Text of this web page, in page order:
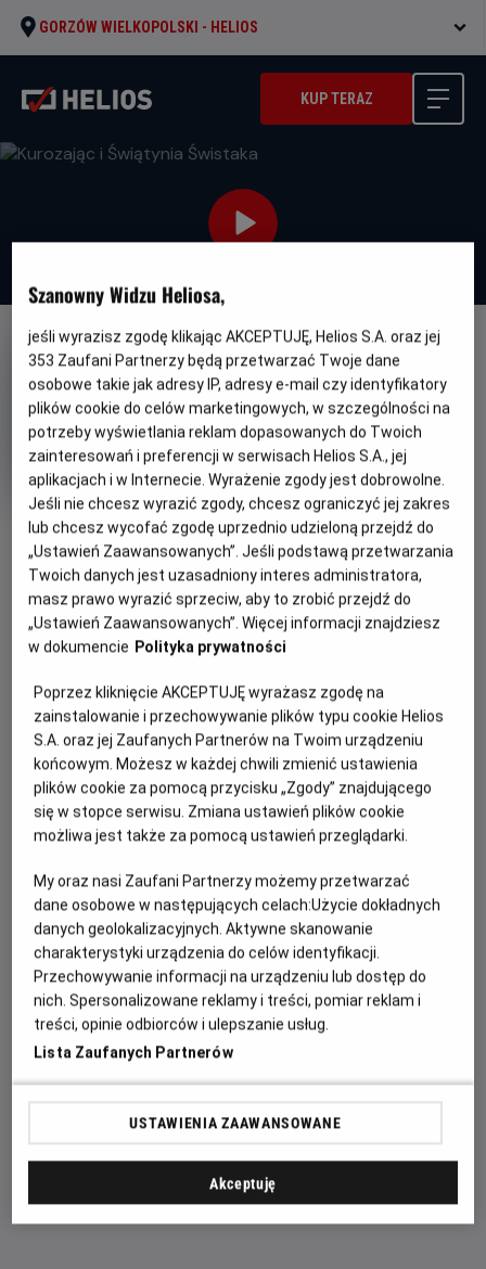
GORZÓW WIELKOPOLSKI - HELIOS
KUP TERAZ
DUBBING
OBSERWUJ
Kurozając i Świątynia Świstaka
Oryginalny
tytuł
Hopper et le secret de la marmotte
Animowany
Minimalny
wiek
Od 7 lat
Czas
trwania
88 min
Kraj
i
rok
produkcji
Francja (2025)
OCENA HELIOS
6.7
PREMIERA
15 maja 2026
Benjamin Mousquet Dave Collard
WIĘCEJ SZCZEGÓŁÓW
Gdy wyjątkowy pół kurczak, pół zając odkrywa, że nie jest
sam i ma siostrę, a cały gatunek kurozająców potrzebuje
ratunku, wyrusza w ryzykowną podróż do legendarnej
Świątyni Świstaka. Tylko ukryta tam moc może odmienić
ich los. Przed nim niebezpieczna droga, przeciwnicy gotowi
odwagi. Na szczęście nie jest sam: towarzyszą mu wierni
przyjaciele – nieco sarkastyczny żółw i przebojowa
skunksica. To pełna przygód i humoru opowieść o rodzinie,
przyjaźni i sile bycia sobą
Szanowny Widzu Heliosa,
jeśli wyrazisz zgodę klikając AKCEPTUJĘ, Helios S.A. oraz jej
353 Zaufani Partnerzy będą przetwarzać Twoje dane
osobowe takie jak adresy IP, adresy e-mail czy identyfikatory
plików cookie do celów marketingowych, w szczególności na
potrzeby wyświetlania reklam dopasowanych do Twoich
zainteresowań i preferencji w serwisach Helios S.A., jej
aplikacjach i w Internecie. Wyrażenie zgody jest dobrowolne.
Jeśli nie chcesz wyrazić zgody, chcesz ograniczyć jej zakres
lub chcesz wycofać zgodę uprzednio udzieloną przejdź do
„Ustawień Zaawansowanych”. Jeśli podstawą przetwarzania
Twoich danych jest uzasadniony interes administratora,
masz prawo wyrazić sprzeciw, aby to zrobić przejdź do
„Ustawień Zaawansowanych”. Więcej informacji znajdziesz
w dokumencie Polityka prywatności
Poprzez kliknięcie AKCEPTUJĘ wyrażasz zgodę na
zainstalowanie i przechowywanie plików typu cookie Helios
S.A. oraz jej Zaufanych Partnerów na Twoim urządzeniu
końcowym. Możesz w każdej chwili zmienić ustawienia
plików cookie za pomocą przycisku „Zgody” znajdującego
się w stopce serwisu. Zmiana ustawień plików cookie
możliwa jest także za pomocą ustawień przeglądarki.
My oraz nasi Zaufani Partnerzy możemy przetwarzać
dane osobowe w następujących celach:Użycie dokładnych
danych geolokalizacyjnych. Aktywne skanowanie
charakterystyki urządzenia do celów identyfikacji.
Przechowywanie informacji na urządzeniu lub dostęp do
nich. Spersonalizowane reklamy i treści, pomiar reklam i
treści, opinie odbiorców i ulepszanie usług.
Lista Zaufanych Partnerów
USTAWIENIA ZAAWANSOWANE
Akceptuję